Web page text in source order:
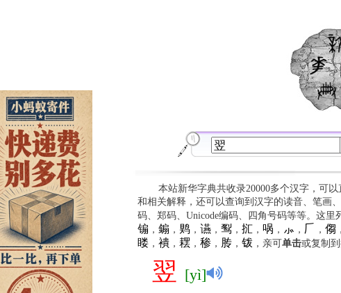
本站新华字典共收录20000多个汉字，可
和相关解释，还可以查询到汉字的读音、笔画
码、郑码、Unicode编码、四角号码等等。这里
䦂 ， 䥇 ， 䴗， 䜩， 䴕， 㧟 ， 㖞 ， ⺗ ， 𠂆 ， 㑳 ，
䁖， 䙡， 䎬 ， 䅟， 䏝， 䥽，亲可单击或复制到
翌 [yì]